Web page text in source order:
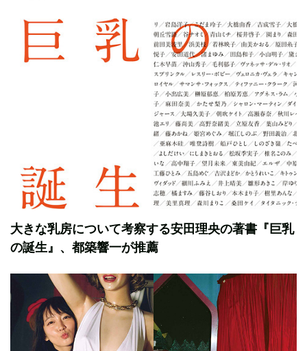
大きな乳房について考察する安田理央の著書『巨乳
の誕生』、都築響一が推薦